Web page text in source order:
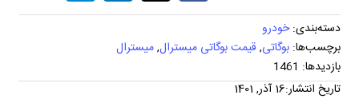
دسته‌بندی:خودرو
برچسب‌ها: بوگاتی, قیمت بوگاتی میسترال,میسترال
بازدیدها: 1461
تاریخ انتشار:16 آذر, 1401